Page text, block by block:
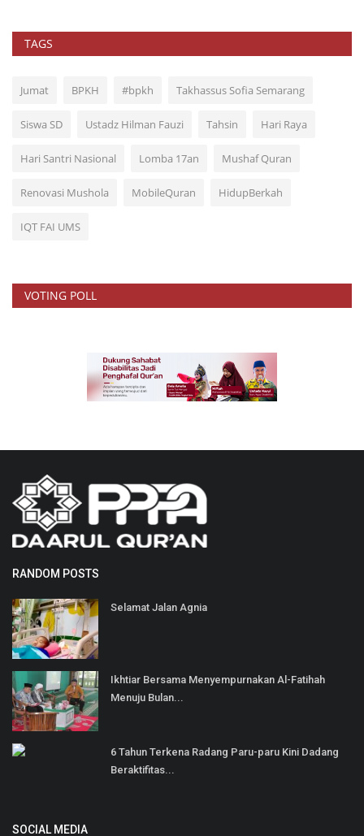
TAGS
Jumat BPKH #bpkh Takhassus Sofia Semarang
Siswa SD Ustadz Hilman Fauzi Tahsin Hari Raya
Hari Santri Nasional Lomba 17an Mushaf Quran
Renovasi Mushola MobileQuran HidupBerkah
IQT FAI UMS
VOTING POLL
RANDOM POSTS
Selamat Jalan Agnia
Ikhtiar Bersama Menyempurnakan Al-Fatihah
Menuju Bulan...
6 Tahun Terkena Radang Paru-paru Kini Dadang
Beraktifitas...
SOCIAL MEDIA